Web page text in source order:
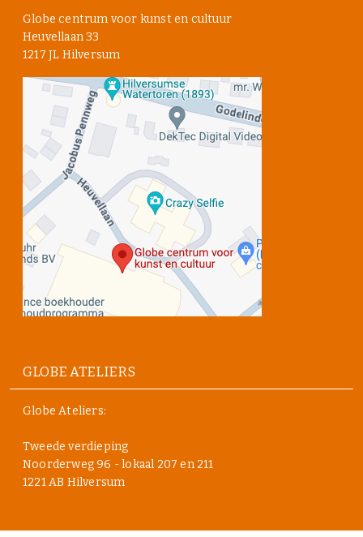
Globe centrum voor kunst en cultuur
Heuvellaan 33
1217 JL Hilversum
GLOBE ATELIERS
Globe Ateliers:
Tweede verdieping
Noorderweg 96 - lokaal 207 en 211
1221 AB Hilversum